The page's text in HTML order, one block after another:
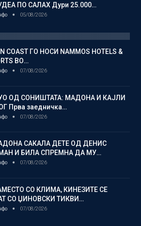
ПО САЛАХ Дури 25.000…
05/08/2026
COAST ГО НОСИ NAMMOS HOTELS &
ВО…
07/08/2026
ОД СОНИШТАТА: МАДОНА И КАЈЛИ
Прва заедничка…
07/08/2026
САКАЛА ДЕТЕ ОД ДЕНИС
И БИЛА СПРЕМНА ДА МУ…
07/08/2026
СО КЛИМА, КИНЕЗИТЕ СЕ
СО ЏИНОВСКИ ТИКВИ…
07/08/2026